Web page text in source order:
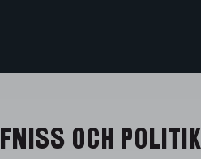
FNISS OCH POLITIK